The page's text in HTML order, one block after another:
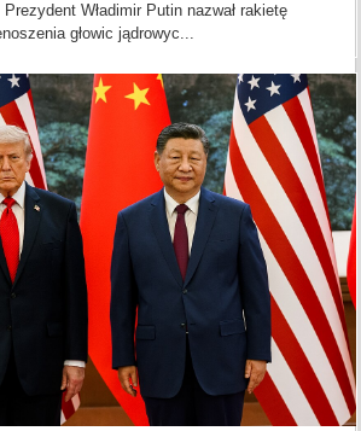
Władimir Putin nazwał rakietę
głowic jądrowyc...